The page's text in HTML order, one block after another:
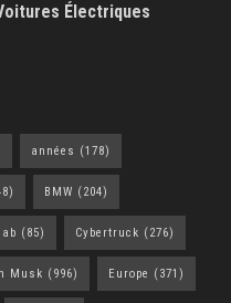
Électriques
années (178)
BMW (204)
(85) Cybertruck (276)
Musk (996) Europe (371)